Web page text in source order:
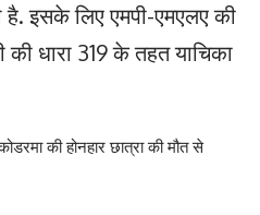
है. इसके लिए एमपी-एमएलए की
धारा 319 के तहत याचिका
की होनहार छात्रा की मौत से